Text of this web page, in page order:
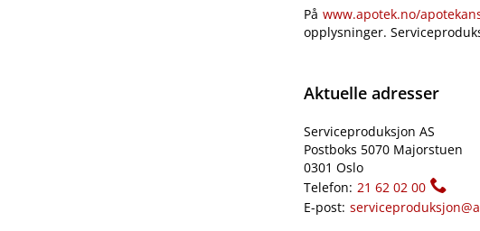
På www.apotek.no​/​
opplysninger.
Aktuelle adresser
Serviceproduksjon AS
Postboks 5070 Majorstuen
0301 Oslo
Telefon: 21 62 02 00
E-post: